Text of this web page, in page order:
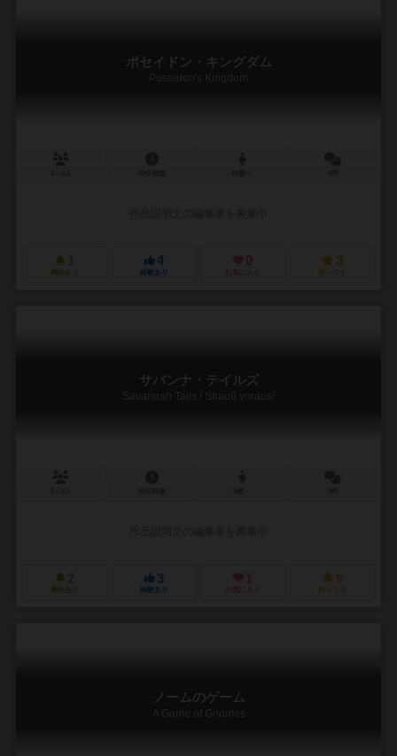
ポセイドン・キングダム
Poseidon's Kingdom
1
興味あり
4
経験あり
0
お気に入り
3
持ってる
サバンナ・テイルズ
Savannah Tails / Strauß voraus!
2
興味あり
3
経験あり
1
お気に入り
9
持ってる
ノームのゲーム
A Game of Gnomes